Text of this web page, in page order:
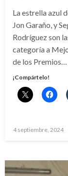
La estrella azul
Jon Garaño, y
Rodríguez son
categoría a
de los Premios…
¡Compártelo!
Publicado
4 septiembre, 2024